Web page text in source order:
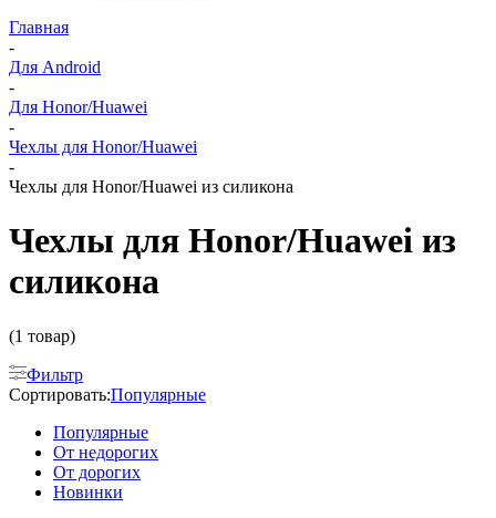
Главная
-
Для Android
-
Для Honor/Huawei
-
Чехлы для Honor/Huawei
-
Чехлы для Honor/Huawei из силикона
Чехлы для Honor/Huawei из
силикона
(1 товар)
Фильтр
Сортировать:Популярные
Популярные
От недорогих
От дорогих
Новинки